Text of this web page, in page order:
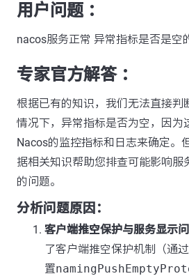
用户问题 ：
nacos服务正常 异常指标是否是空
专家官方解答 ：
根据已有的知识，我们无法直接判
情况下，异常指标是否为空，因为
Nacos的监控指标和日志来确定。
据相关知识帮助您排查可能影响服
的问题。
分析问题原因：
客户端推空保护与服务显示
了客户端推空保护机制（通
置